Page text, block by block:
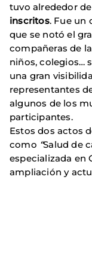
tuvo alrededor de
inscritos. Fue un
que se notó el
compañeras de
niños, colegios…
una gran
representantes
algunos de los
participantes.
Estos dos actos
como “Salud de
especializada en
ampliación y